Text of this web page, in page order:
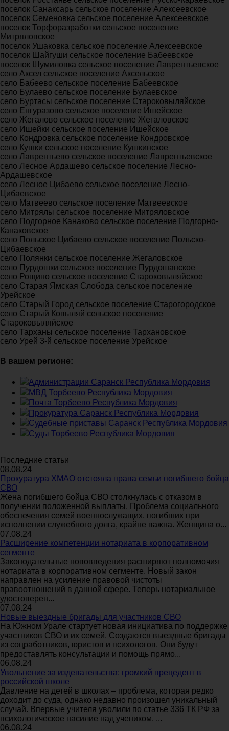
поселок Санаксарь сельское поселение Алексеевское
поселок Семеновка сельское поселение Алексеевское
поселок Торфоразработки сельское поселение
Митряловское
поселок Ушаковка сельское поселение Алексеевское
поселок Шайгуши сельское поселение Бабеевское
поселок Шумиловка сельское поселение Лаврентьевское
село Аксел сельское поселение Аксельское
село Бабеево сельское поселение Бабеевское
село Булаево сельское поселение Булаевское
село Буртасы сельское поселение Староковыляйское
село Енгуразово сельское поселение Ишейское
село Жегалово сельское поселение Жегаловское
село Ишейки сельское поселение Ишейское
село Кондровка сельское поселение Кондровское
село Кушки сельское поселение Кушкинское
село Лаврентьево сельское поселение Лаврентьевское
село Лесное Ардашево сельское поселение Лесно-
Ардашевское
село Лесное Цибаево сельское поселение Лесно-
Цибаевское
село Матвеево сельское поселение Матвеевское
село Митрялы сельское поселение Митряловское
село Подгорное Канаково сельское поселение Подгорно-
Канаковское
село Польское Цибаево сельское поселение Польско-
Цибаевское
село Полянки сельское поселение Жегаловское
село Пурдошки сельское поселение Пурдошанское
село Рощино сельское поселение Староковыляйское
село Старая Ямская Слобода сельское поселение
Урейское
село Старый Город сельское поселение Старогородское
село Старый Ковыляй сельское поселение
Староковыляйское
село Тарханы сельское поселение Тархановское
село Урей 3-й сельское поселение Урейское
В вашем регионе:
Администрации Саранск Республика Мордовия
МВД Торбеево Республика Мордовия
Почта Торбеево Республика Мордовия
Прокуратура Саранск Республика Мордовия
Судебные приставы Саранск Республика Мордовия
Суды Торбеево Республика Мордовия
Последние статьи
08.08.24
Прокуратура ХМАО отстояла права семьи погибшего бойца
СВО
Жена погибшего бойца СВО столкнулась с отказом в
получении положенной выплаты. Проблема социального
обеспечения семей военнослужащих, погибших при
исполнении служебного долга, крайне важна. Женщина о...
07.08.24
Расширение компетенции нотариата в корпоративном
сегменте
Законодательные нововведения расширяют полномочия
нотариата в корпоративном сегменте. Новый закон
направлен на усиление правовой чистоты
правоотношений в данной сфере. Теперь нотариальное
удостоверен...
07.08.24
Новые выездные бригады для участников СВО
На Южном Урале стартует новая инициатива по поддержке
участников СВО и их семей. Создаются выездные бригады
из соцработников, юристов и психологов. Они будут
предоставлять консультации и помощь прямо...
06.08.24
Увольнение за издевательства: громкий прецедент в
российской школе
Давление на детей в школах – проблема, которая редко
доходит до суда, однако недавно произошел уникальный
случай. Впервые учителя уволили по статье 336 ТК РФ за
психологическое насилие над учеником. ...
06.08.24